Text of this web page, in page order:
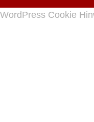
WordPress Cookie